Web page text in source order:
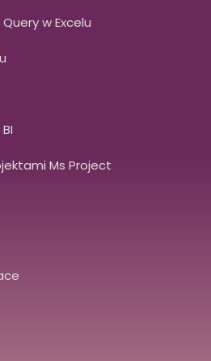
w Excelu
Ms Project